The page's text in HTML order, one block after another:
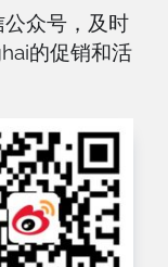
众号，及时
的促销和活